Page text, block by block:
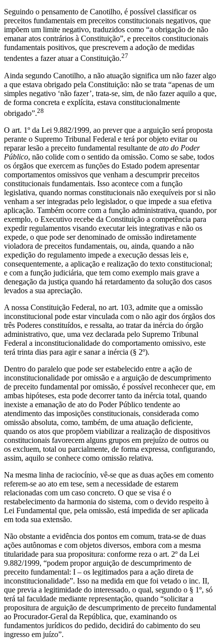
Seguindo o pensamento de Canotilho, é possível classificar os
preceitos fundamentais em preceitos constitucionais negativos, que
impõem um limite negativo, traduzidos como “a obrigação de não
emanar atos contrários à Constituição”, e preceitos constitucionais
fundamentais positivos, que prescrevem a adoção de medidas
tendentes a fazer atuar a Constituição.27
Ainda segundo Canotilho, a não atuação significa um não fazer algo
a que estava obrigado pela Constituição: não se trata “apenas de um
simples negativo ‘não fazer’, trata-se, sim, de não fazer aquilo a que,
de forma concreta e explícita, estava constitucionalmente
obrigado”.28
O art. 1º da Lei 9.882/1999, ao prever que a arguição será proposta
perante o Supremo Tribunal Federal e terá por objeto evitar ou
reparar lesão a preceito fundamental resultante de ato do Poder
Público, não colide com o sentido da omissão. Como se sabe, todos
os órgãos que exercem as funções do Estado podem apresentar
comportamentos omissivos que venham a descumprir preceitos
constitucionais fundamentais. Isso acontece com a função
legislativa, quando normas constitucionais não exequíveis por si não
venham a ser integradas pelo legislador, o que impede a sua efetiva
aplicação. Também ocorre com a função administrativa, quando, por
exemplo, o Executivo recebe da Constituição a competência para
expedir regulamentos visando executar leis integrativas e não os
expede, o que pode ser denominado de omissão indiretamente
violadora de preceitos fundamentais, ou, ainda, quando a não
expedição do regulamento impede a execução dessas leis e,
consequentemente, a aplicação e realização do texto constitucional;
e com a função judiciária, que tem como exemplo mais grave a
denegação da justiça quando há retardamento da solução dos casos
levados a sua apreciação.
A nossa Constituição Federal, no art. 103, admite que a omissão
inconstitucional pode estar vinculada com o não agir dos órgãos dos
três Poderes constituídos, e ressalta, ao tratar da inércia do órgão
administrativo, que, uma vez declarada pelo Supremo Tribunal
Federal a inconstitucionalidade do comportamento omissivo, este
terá trinta dias para agir e sanar a inércia (§ 2º).
Dentro do paralelo que pode ser estabelecido entre a ação de
inconstitucionalidade por omissão e a arguição de descumprimento
de preceito fundamental por omissão, é possível reconhecer que, em
ambas hipóteses, esta pode decorrer tanto da inércia total, quando
inexiste a emanação de ato do Poder Público tendente ao
atendimento das imposições constitucionais, considerada como
omissão absoluta, como, também, de uma atuação deficiente,
quando os atos que propõem viabilizar a realização de dispositivos
constitucionais favorecem alguns grupos em prejuízo de outros ou
os excluem, total ou parcialmente, de forma expressa, configurando,
assim, aquilo se conhece como omissão relativa.
Na mesma linha de raciocínio, vê-se que as duas ações em comento
referem-se ao ato em tese, sem a necessidade de estarem
relacionadas com um caso concreto. O que se visa é o
restabelecimento da harmonia do sistema, com o devido respeito à
Lei Fundamental que, pela omissão, está impedida de ser aplicada
em toda sua extensão.
Não obstante a evidência dos pontos em comum, trata-se de duas
ações autônomas e com objetos diversos, embora com a mesma
titularidade para sua propositura: conforme reza o art. 2º da Lei
9.882/1999, “podem propor arguição de descumprimento de
preceito fundamental: I – os legitimados para a ação direta de
inconstitucionalidade”. Isso na medida em que foi vetado o inc. II,
que previa a legitimidade do interessado, o qual, segundo o § 1º, só
terá tal faculdade mediante representação, quando “solicitar a
propositura de arguição de descumprimento de preceito fundamental
ao Procurador-Geral da República, que, examinando os
fundamentos jurídicos do pedido, decidirá do cabimento do seu
ingresso em juízo”.